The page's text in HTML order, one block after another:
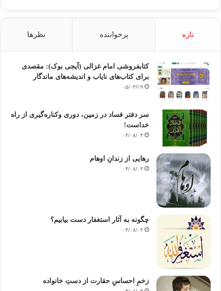
تازه پرخواننده نظرها
کتابفروشی امام غزالی (آیجی بوک): مقصدی
برای کتاب‌های نایاب و اندیشه‌های ماندگار
۰۵/۰۳/۱۹
سر دفتر فساد در زمین‌، دوری وکناره‌گیری از راه
خداست‌!
۰۴/۰۸/۰۳
رهایی از زندانِ اوهام
۰۴/۰۸/۰۳
چگونه به آثار استغفار دست بیابیم؟
۰۴/۰۸/۰۳
زخمِ احساسِ حقارت از دستِ خانواده